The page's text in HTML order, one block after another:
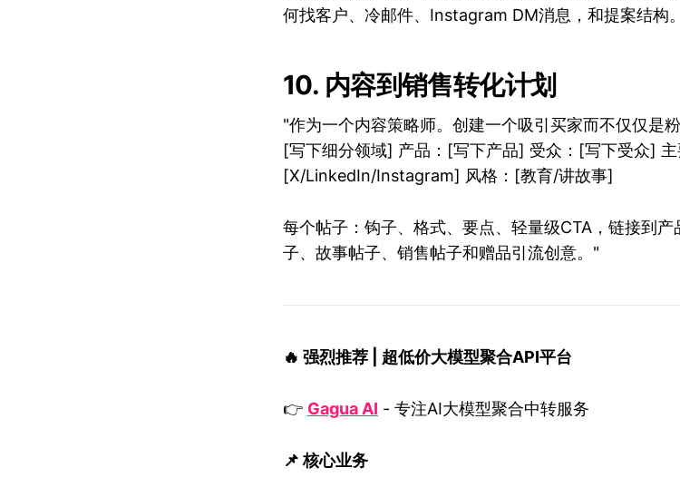
何找客户、冷邮件、Instagram DM消息，和提案结构
10. 内容到销售转化计划
"作为一个内容策略师。创建一个吸引买家而不仅仅是
[写下细分领域] 产品：[写下产品] 受众：[写下受众] 主
[X/LinkedIn/Instagram] 风格：[教育/讲故事]
每个帖子：钩子、格式、要点、轻量级CTA，链接到
子、故事帖子、销售帖子和赠品引流创意。"
🔥 强烈推荐 | 超低价大模型聚合API平台
👉 Gagua AI - 专注AI大模型聚合中转服务
📌 核心业务